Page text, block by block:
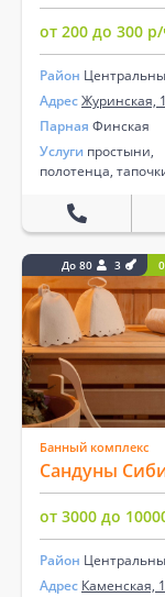
от 200 до 300
Район
АдресЖуринская,
Парная Финская
Услуги простыни,
полотенца,
До 80 3 0
Банный комплекс
Сандуны
от 3000 до
Район
Адрес Каменская,